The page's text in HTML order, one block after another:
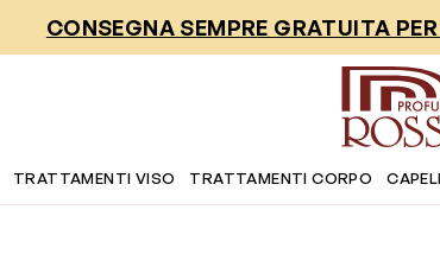
CONSEGNA SEMPRE GRATUITA
TRATTAMENTI VISO TRATTAMENTI CORPO